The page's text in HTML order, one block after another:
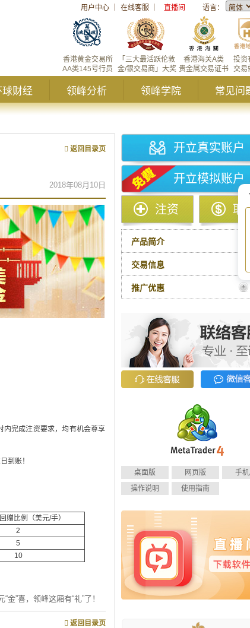
用户中心 在线客服 直播间 语言：
投资
交易
香港海关A类
贵金属交易证书
「三大最活跃伦敦
金/银交易商」大奖
香港黄金交易所
AA类145号行员
球财经 领峰分析 领峰学院 常见问
返回目录页
2018年08月10日
完成注资要求，均有机会尊享
到账！
赠比例（美元/手）
2
5
10
金”喜，领峰这厢有“礼”了！
返回目录页
开立真实账户
开立模拟账户
注资 取
产品简介
交易信息
推广优惠
桌面版 网页版
手
操作说明
使用指南